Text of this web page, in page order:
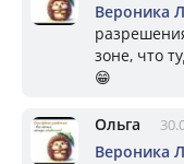
Вероника
зоне, что
😁
Ольга
Вероника